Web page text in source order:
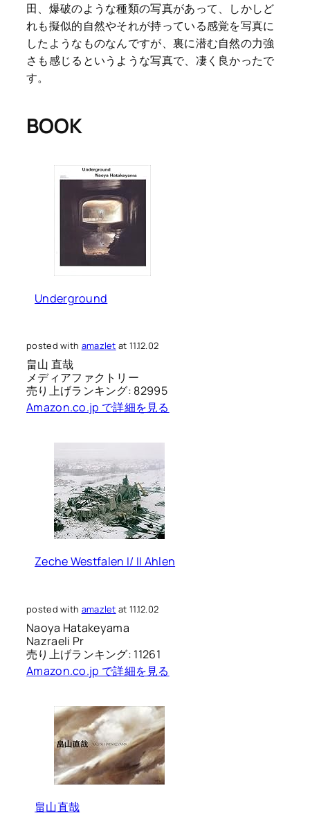
田、爆破のような種類の写真があって、しかしど
れも擬似的自然やそれが持っている感覚を写真に
したようなものなんですが、裏に潜む自然の力強
さも感じるというような写真で、凄く良かったで
す。
BOOK
Underground
posted with amazlet at 11.12.02
畠山 直哉
メディアファクトリー
売り上げランキング: 82995
Amazon.co.jp で詳細を見る
Zeche Westfalen I/ II Ahlen
posted with amazlet at 11.12.02
Naoya Hatakeyama
Nazraeli Pr
売り上げランキング: 11261
Amazon.co.jp で詳細を見る
畠山直哉